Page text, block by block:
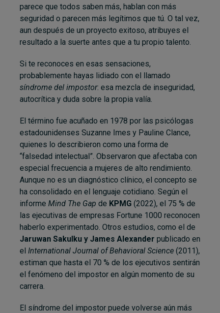
parece que todos saben más, hablan con más
seguridad o parecen más legítimos que tú. O tal vez,
aun después de un proyecto exitoso, atribuyes el
resultado a la suerte antes que a tu propio talento.
Si te reconoces en esas sensaciones,
probablemente hayas lidiado con el llamado
síndrome del impostor: esa mezcla de inseguridad,
autocrítica y duda sobre la propia valía.
El término fue acuñado en 1978 por las psicólogas
estadounidenses Suzanne Imes y Pauline Clance,
quienes lo describieron como una forma de
“falsedad intelectual”. Observaron que afectaba con
especial frecuencia a mujeres de alto rendimiento.
Aunque no es un diagnóstico clínico, el concepto se
ha consolidado en el lenguaje cotidiano. Según el
informe Mind The Gap de KPMG (2022), el 75 % de
las ejecutivas de empresas Fortune 1000 reconocen
haberlo experimentado. Otros estudios, como el de
Jaruwan Sakulku y James Alexander publicado en
el International Journal of Behavioral Science (2011),
estiman que hasta el 70 % de los ejecutivos sentirán
el fenómeno del impostor en algún momento de su
carrera.
El síndrome del impostor puede volverse aún más